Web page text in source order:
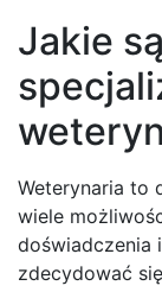
Jakie
Weterynaria to
wiele
doświadczenia
zdecydować